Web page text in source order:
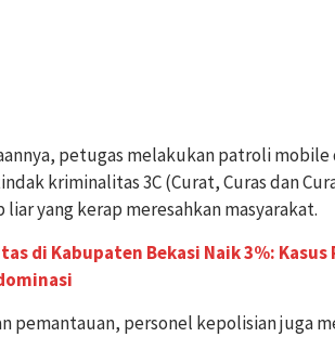
petugas melakukan patroli
kriminalitas 3C (Curat, Curas dan
liar yang kerap meresahkan masyarakat.
di Kabupaten Bekasi Naik 3%: Kasus
pemantauan, personel kepolisian juga